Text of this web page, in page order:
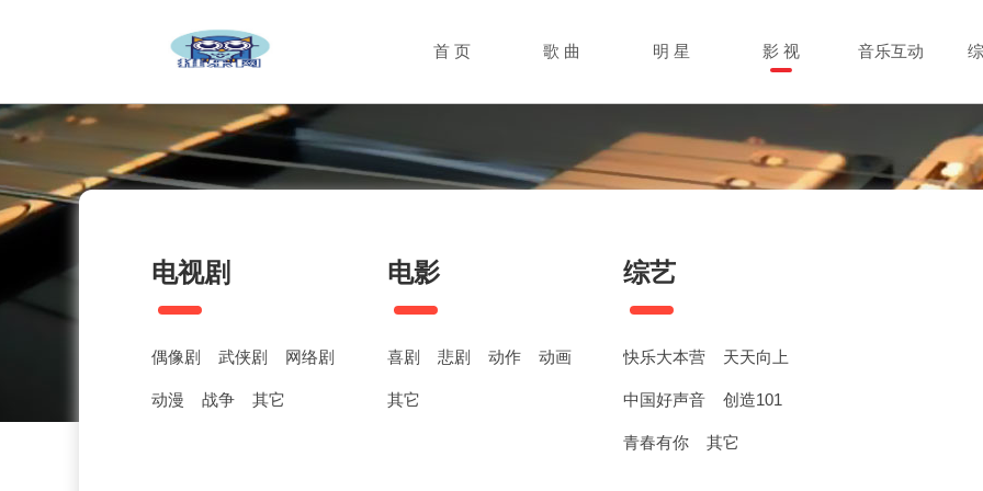
首 页 歌 曲 明 星 影 视 音乐互动
电视剧
偶像剧 武侠剧 网络剧
动漫 战争 其它
电影
喜剧 悲剧 动作 动画
其它
综艺
快乐大本营 天天向上
中国好声音 创造101
青春有你 其它